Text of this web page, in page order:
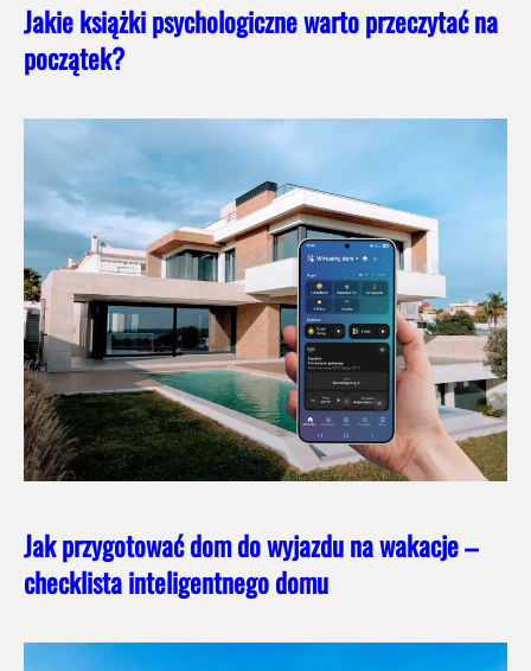
Jakie książki psychologiczne warto przeczytać na
początek?
Jak przygotować dom do wyjazdu na wakacje –
checklista inteligentnego domu